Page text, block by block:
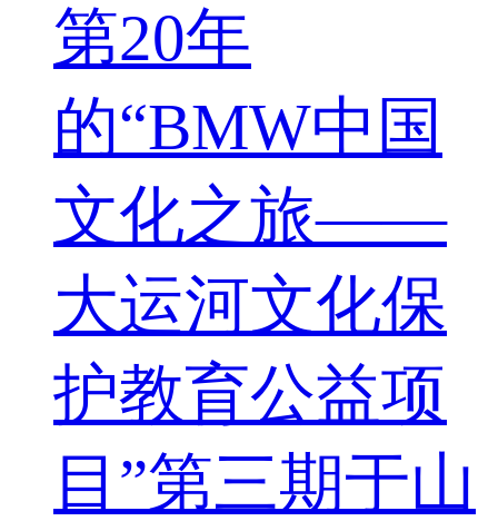
第20年
的“BMW中国
文化之旅——
大运河文化保
护教育公益项
目”第三期于山